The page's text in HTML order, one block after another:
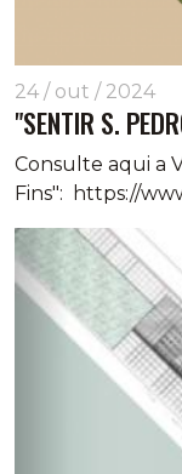
24 / out / 2024
"SENTIR S.
Consulte aqui a
Fins": https://